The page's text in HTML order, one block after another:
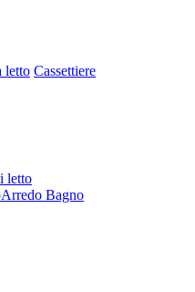
letto Cassettiere
letto
Arredo Bagno